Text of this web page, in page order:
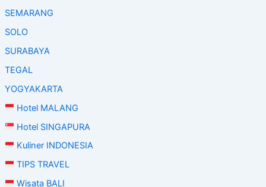
SEMARANG
SOLO
SURABAYA
TEGAL
YOGYAKARTA
Hotel MALANG
Hotel SINGAPURA
Kuliner INDONESIA
TIPS TRAVEL
Wisata BALI